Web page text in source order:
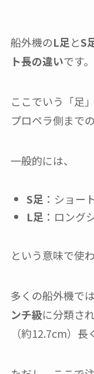
船外機のL足とS
ト長の違いです。
ここでいう「足
プロペラ側まで
一般的には、
S足 ：ショー
L足 ：ロング
という意味で使わ
多くの船外機では
ンチ級に分類さ
（約12.7cm）長